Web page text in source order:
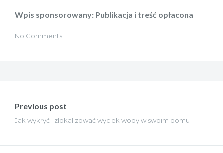
Wpis sponsorowany: Publikacja i treść opłacona
No Comments
wpisu
Previous post
Jak wykryć i zlokalizować wyciek wody w swoim domu